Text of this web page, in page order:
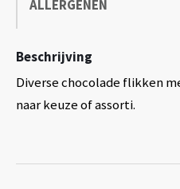
ALLERGENEN
Beschrijving
Diverse chocolade flikken
naar keuze of assorti.